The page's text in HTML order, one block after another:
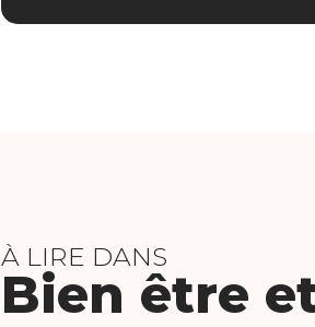
À LIRE DANS
Bien être